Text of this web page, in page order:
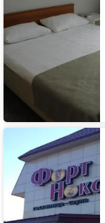
Гостиница
Нокс